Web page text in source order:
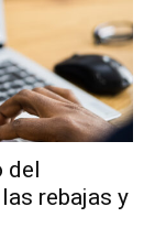
del
rebajas y